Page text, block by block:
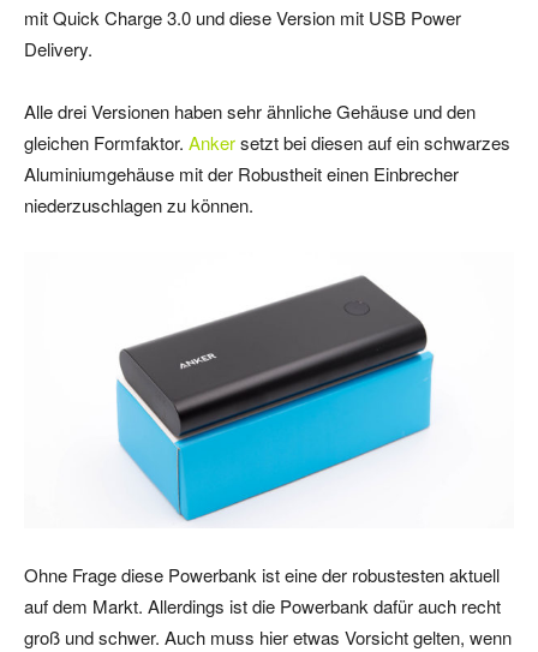
mit Quick Charge 3.0 und diese Version mit USB Power
Delivery.
Alle drei Versionen haben sehr ähnliche Gehäuse und den
gleichen Formfaktor. Ankersetzt bei diesen auf ein schwarzes
Aluminiumgehäuse mit der Robustheit einen Einbrecher
niederzuschlagen zu können.
Ohne Frage diese Powerbank ist eine der robustesten aktuell
auf dem Markt. Allerdings ist die Powerbank dafür auch recht
groß und schwer. Auch muss hier etwas Vorsicht gelten, wenn